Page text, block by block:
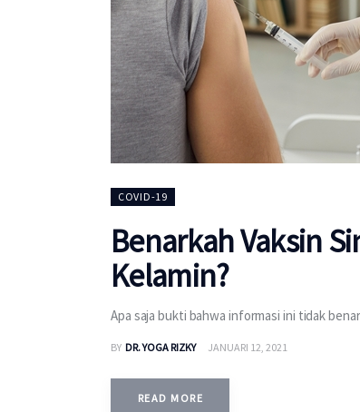
COVID-19
Benarkah Vaksin
Kelamin?
Apa saja bukti bahwa informasi ini tidak
BY DR. YOGA RIZKY JANUARI 12, 2021
READ MORE